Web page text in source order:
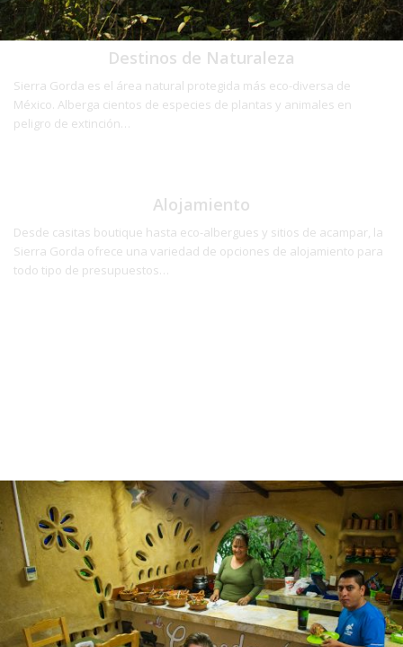
Destinos de Naturaleza
Sierra Gorda es el área natural protegida más eco-diversa de
México. Alberga cientos de especies de plantas y animales en
peligro de extinción…
Alojamiento
Desde casitas boutique hasta eco-albergues y sitios de acampar, la
Sierra Gorda ofrece una variedad de opciones de alojamiento para
todo tipo de presupuestos…